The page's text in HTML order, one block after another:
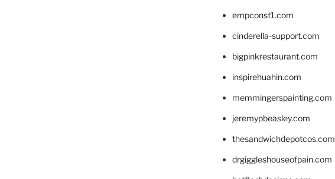
empconst1.com
cinderella-support.com
bigpinkrestaurant.com
inspirehuahin.com
memmingerspainting.com
jeremypbeasley.com
thesandwichdepotcos.com
drgiggleshouseofpain.com